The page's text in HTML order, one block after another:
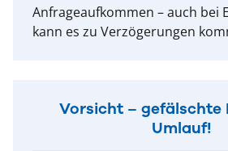
Anfrageaufkommen – auch bei
kann es zu Verzögerungen
Vorsicht – gefälschte
Umlauf!